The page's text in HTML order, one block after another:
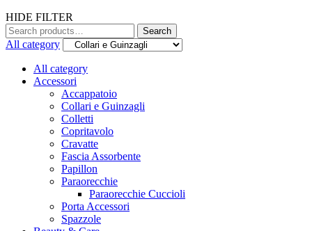
HIDE FILTER
Search
All category
All category
Accessori
Accappatoio
Collari e Guinzagli
Colletti
Copritavolo
Cravatte
Fascia Assorbente
Papillon
Paraorecchie
Paraorecchie Cuccioli
Porta Accessori
Spazzole